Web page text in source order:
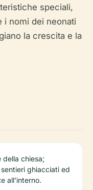
speciali,
i nomi dei neonati
la crescita e la
della chiesa;
ghiacciati ed
all'interno.